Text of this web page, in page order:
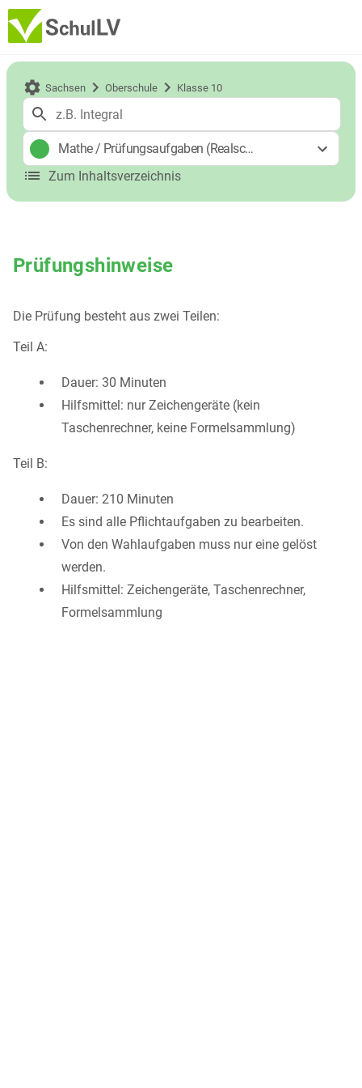
Sachsen Oberschule Klasse 10
Mathe/ Prüfungsaufgaben (Realschulabschluss)
Zum Inhaltsverzeichnis
Prüfungshinweise
Die Prüfung besteht aus zwei Teilen:
Teil A:
Dauer: 30 Minuten
Hilfsmittel: nur Zeichengeräte (kein
Taschenrechner, keine Formelsammlung)
Teil B:
Dauer: 210 Minuten
Es sind alle Pflichtaufgaben zu bearbeiten.
Von den Wahlaufgaben muss nur eine gelöst
werden.
Hilfsmittel: Zeichengeräte, Taschenrechner,
Formelsammlung